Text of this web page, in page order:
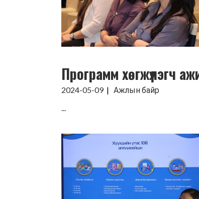
Программ хөгжүүлэгч
2024-05-09
Ажлын байр
...